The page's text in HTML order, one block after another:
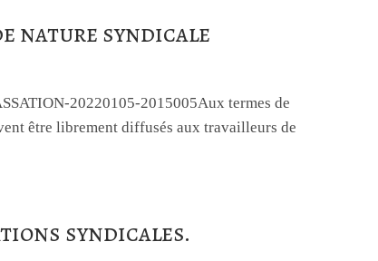
nature syndicale
20220105-2015005Aux termes de
être librement diffusés aux travailleurs de
syndicales.